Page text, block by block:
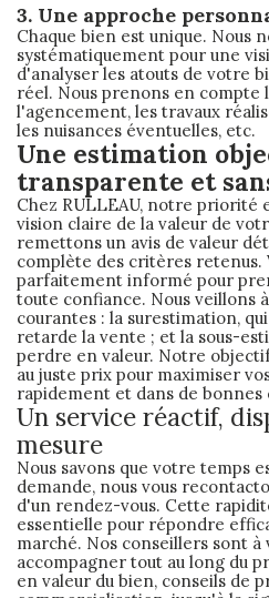
3. Une approche
Chaque bien est unique. Nous
systématiquement pour une
d'analyser les atouts de votre
réel. Nous prenons en compte
l'agencement, les travaux
les nuisances éventuelles, etc.
Une estimation
transparente et
Chez RULLEAU, notre priorité
vision claire de la valeur de
remettons un avis de valeur
complète des critères retenus.
parfaitement informé pour
toute confiance. Nous veillons
courantes : la surestimation,
retarde la vente ; et la sous-
perdre en valeur. Notre
au juste prix pour maximiser
rapidement et dans de bonnes
Un service réactif,
mesure
Nous savons que votre temps
demande, nous vous
d'un rendez-vous. Cette
essentielle pour répondre
marché. Nos conseillers sont
accompagner tout au long du
en valeur du bien, conseils de